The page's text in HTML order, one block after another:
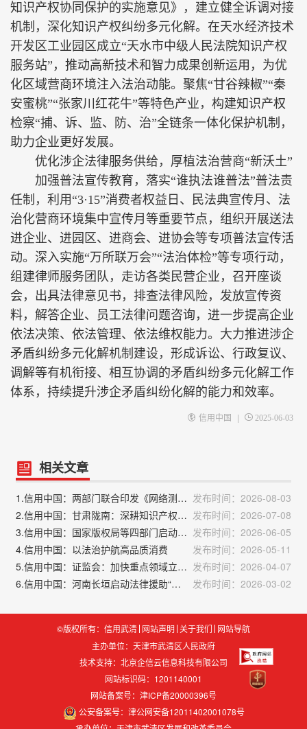
知识产权协同保护的实施意见》，建立健全诉调对接
机制，深化知识产权纠纷多元化解。在天水经济技术
开发区工业园区成立“天水市中级人民法院知识产权
服务站”，推动高新技术和智力成果创新运用，为优
化区域营商环境注入法治动能。聚焦“甘谷辣椒”“秦
安蜜桃”“张家川红花牛”等特色产业，构建知识产权
检察“捕、诉、监、防、治”全链条一体化保护机制，
助力企业更好发展。
优化涉企法律服务供给，厚植法治营商“新沃土”
加强普法宣传教育，落实“谁执法谁普法”普法责
任制，利用“3·15”消费者权益日、民法典宣传月、法
治化营商环境集中宣传月等重要节点，组织开展送法
进企业、进园区、进商会、进协会等专项普法宣传活
动。深入实施“万所联万会”“法治体检”等专项行动，
组建律师服务团队，走访各类民营企业，召开座谈
会，出具法律意见书，排查法律风险，发放宣传资
料，解答企业、员工法律问题咨询，进一步提高企业
依法决策、依法管理、依法维权能力。大力推进涉企
矛盾纠纷多元化解机制建设，形成诉讼、行政复议、
调解等有机衔接、相互协调的矛盾纠纷多元化解工作
体系，持续提升涉企矛盾纠纷化解的能力和效率。
信用中国 | 2025-06-03
相关文章
1.信用中国：两部门联合印发《网络测评活动规范》 发布时间：2026-08-03
2.信用中国：甘肃陇南：深耕知识产权司法保护，精准优化法治化营商环境 发布时间：2026-07-08
3.信用中国：国家版权局等四部门启动“剑网2026”专项行动 发布时间：2026-06-05
4.信用中国：以法治护航高品质消费
发布时间：2026-05-11
5.信用中国：证监会：加快重点领域立法修法 发布时间：2026-04-07
6.信用中国：河南长垣启动法律援助“安心行动”专项宣传
发布时间：2026-03-02
©版权所有：信用武清 网站声明 关于我们 网站导航
主办单位：天津市武清区人民政府
技术支持： 北京企信云信息科技有限公司
网站标识码：1201140001
网站备案号：津ICP备20000396号
公安备案号：津公网安备12011402001078号